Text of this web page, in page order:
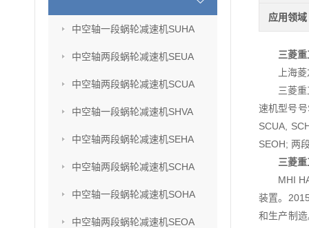
中空轴一段蜗轮减速机SUHA
中空轴两段蜗轮减速机SEUA
中空轴两段蜗轮减速机SCUA
中空轴一段蜗轮减速机SHVA
中空轴两段蜗轮减速机SEHA
中空轴两段蜗轮减速机SCHA
中空轴一段蜗轮减速机SOHA
中空轴两段蜗轮减速机SEOA
应用领域
三菱
上海
三菱
速机型号
SCUA,
SEOH; 两
三菱
MHI
装置。
和生产制